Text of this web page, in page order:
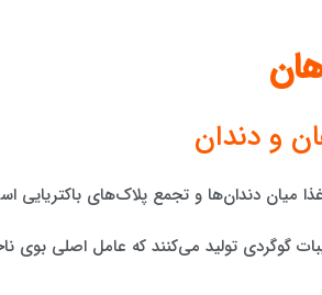
میان دندان‌ها و تجمع پلاک‌های باکتریایی
گوگردی تولید می‌کنند که عامل اصلی بوی